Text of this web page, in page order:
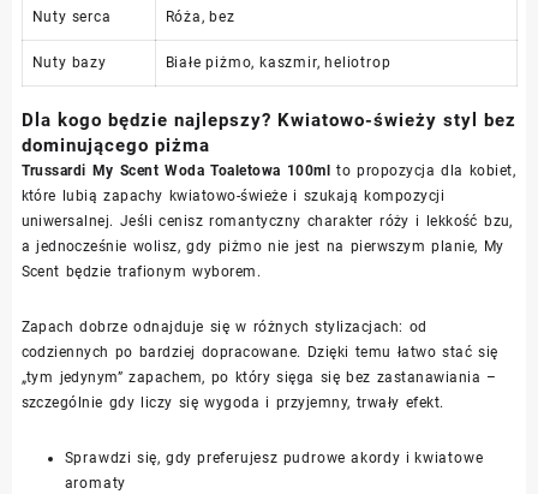
Nuty serca Róża, bez
Nuty bazy Białe piżmo, kaszmir, heliotrop
Dla kogo będzie najlepszy? Kwiatowo-świeży styl bez
dominującego piżma
Trussardi My Scent Woda Toaletowa 100ml
to propozycja dla kobiet,
które lubią zapachy kwiatowo-świeże i szukają kompozycji
uniwersalnej. Jeśli cenisz romantyczny charakter róży i lekkość bzu,
a jednocześnie wolisz, gdy piżmo nie jest na pierwszym planie, My
Scent będzie trafionym wyborem.
Zapach dobrze odnajduje się w różnych stylizacjach: od
codziennych po bardziej dopracowane. Dzięki temu łatwo stać się
„tym jedynym” zapachem, po który sięga się bez zastanawiania –
szczególnie gdy liczy się wygoda i przyjemny, trwały efekt.
Sprawdzi się, gdy preferujesz pudrowe akordy i kwiatowe
aromaty